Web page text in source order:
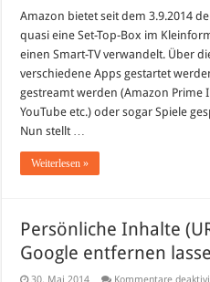
Amazon bietet seit dem 3.9.2014
quasi eine Set-Top-Box im
einen Smart-TV verwandelt. Über
verschiedene Apps gestartet
gestreamt werden (Amazon Prime
YouTube etc.) oder sogar Spiele
Nun stellt …
Weiterlesen »
Persönliche Inhalte
Google entfernen
30. Mai 2014 Kommentare